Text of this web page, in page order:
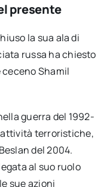
presente
la sua ala di
russa ha chiesto
Shamil
guerra del 1992-
terroristiche,
del 2004.
al suo ruolo
sue azioni